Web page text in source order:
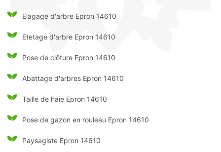
Elagage d'arbre Epron 14610
Etetage d'arbre Epron 14610
Pose de clôture Epron 14610
Abattage d'arbres Epron 14610
Taille de haie Epron 14610
Pose de gazon en rouleau Epron 14610
Paysagiste Epron 14610